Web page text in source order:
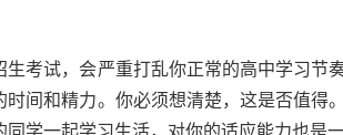
生考试，会严重打乱你正常的高中学习节
时间和精力。你必须想清楚，这是否值得
同学一起学习生活，对你的适应能力也是一